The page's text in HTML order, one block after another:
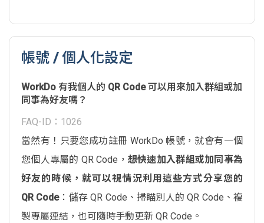
帳號 / 個人化設定
WorkDo 有我個人的 QR Code 可以用來加入群組或加
同事為好友嗎？
FAQ-ID：1026
當然有！只要您成功註冊 WorkDo 帳號，就會有一個
您個人專屬的 QR Code， 想快速加入群組或加同事為
好友的時候，就可以視情況利用這些方式分享您的
QR Code：儲存 QR Code、掃瞄別人的 QR Code、複
製專屬連結，也可隨時手動更新 QR Code。